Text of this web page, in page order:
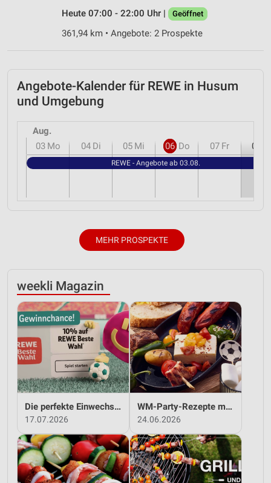
Heute 07:00 - 22:00 Uhr |
Geöffnet
361,94 km • Angebote: 2 Prospekte
Angebote-Kalender für REWE in Husum
und Umgebung
Aug.
03 Mo 04 Di 05 Mi 06 Do 07 Fr 08
REWE - Angebote ab 03.08.
MEHR PROSPEKTE
weekli Magazin
Die perfekte Einwechslung: Dein Fan-Bonus!*
17.07.2026
WM-Party-Rezepte mit REWE!
24.06.2026